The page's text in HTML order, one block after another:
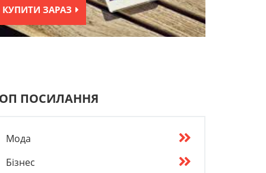
КУПИТИ ЗАРАЗ
ПОСИЛАННЯ
Мода
Бізнес